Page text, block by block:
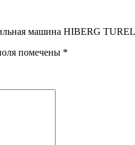
машина HIBERG
помечены *